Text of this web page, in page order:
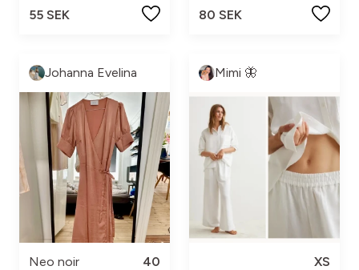
55 SEK 80 SEK
Johanna Evelina
Neo noir
40
Mimi 🦋
XS